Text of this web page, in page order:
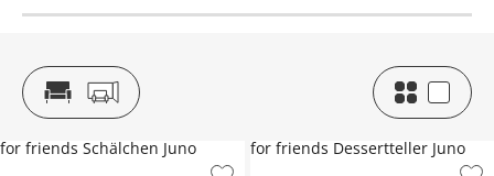
for friends Schälchen Juno for friends Dessertteller Juno